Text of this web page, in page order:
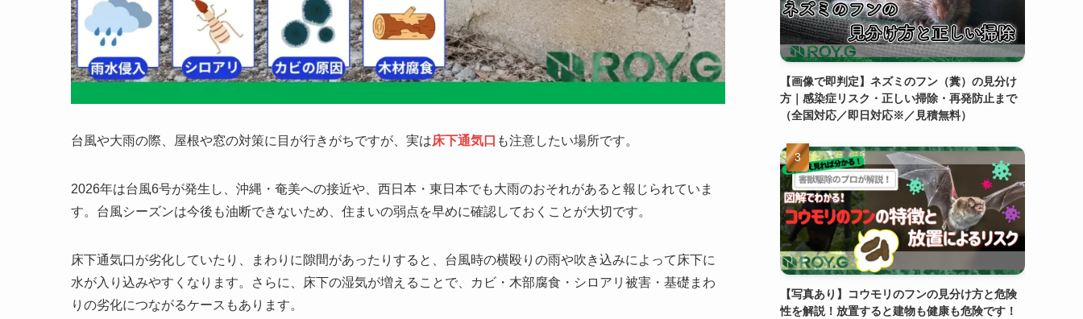
台風や大雨の際、屋根や窓の対策に目が行きがちですが、実は床下通気口 も注意したい場所です。
2026年は台風6号が発生し、沖縄・奄美への接近や、西日本・東日本でも大雨のおそれがあると報じられていま
す。台風シーズンは今後も油断できないため、住まいの弱点を早めに確認しておくことが大切です。
床下通気口が劣化していたり、まわりに隙間があったりすると、台風時の横殴りの雨や吹き込みによって床下に
水が入り込みやすくなります。さらに、床下の湿気が増えることで、カビ・木部腐食・シロアリ被害・基礎まわ
りの劣化につながるケースもあります。
【画像で即判定】ネズミのフン（糞）の見分け
方｜感染症リスク・正しい掃除・再発防止まで
（全国対応／即日対応※／見積無料）
【写真あり】コウモリのフンの見分け方と危険
性を解説！放置すると建物も健康も危険です！